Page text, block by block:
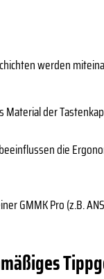
werden
der
die
GMMK Pro (z.B.